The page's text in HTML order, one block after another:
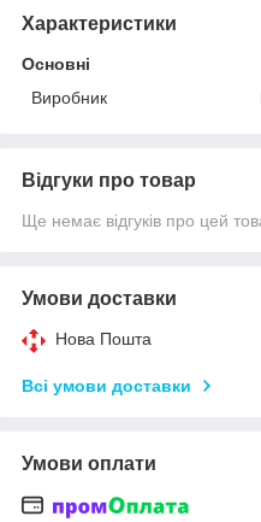
Характеристики
Основні
Виробник
Відгуки про товар
Ще немає відгуків про цей
Умови доставки
Нова Пошта
Всі умови доставки
Умови оплати